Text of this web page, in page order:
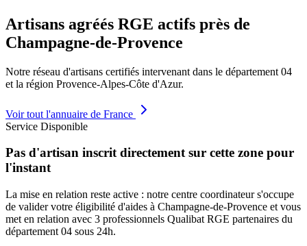
Artisans agréés RGE actifs près de
Champagne-de-Provence
Notre réseau d'artisans certifiés intervenant dans le département 04
et la région Provence-Alpes-Côte d'Azur.
Voir tout l'annuaire de France
Service Disponible
Pas d'artisan inscrit directement sur cette zone pour
l'instant
La mise en relation reste active : notre centre coordinateur s'occupe
de valider votre éligibilité d'aides à Champagne-de-Provence et vous
met en relation avec 3 professionnels Qualibat RGE partenaires du
département 04 sous 24h.